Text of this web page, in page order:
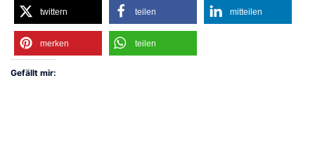
twittern teilen mitteilen
merken teilen
Gefällt mir: